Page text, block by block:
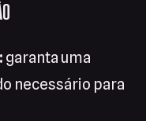
garanta uma
necessário para